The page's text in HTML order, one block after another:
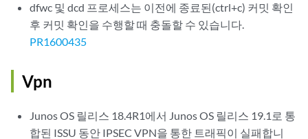
dfwc 및 dcd 프로세스는 이전에 종료된(ctrl+c) 커밋 확인
후 커밋 확인을 수행할 때 충돌할 수 있습니다.
PR1600435
Vpn
Junos OS 릴리스 18.4R1에서 Junos OS 릴리스 19.1로 통
합된 ISSU 동안 IPSEC VPN을 통한 트래픽이 실패합니